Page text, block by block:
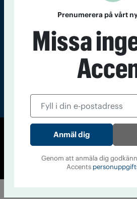
nummer av
© Tidningen Accent
Cookiepolicy
Prenumerera på vårt
Missa
Genom att anmäla dig
Accents